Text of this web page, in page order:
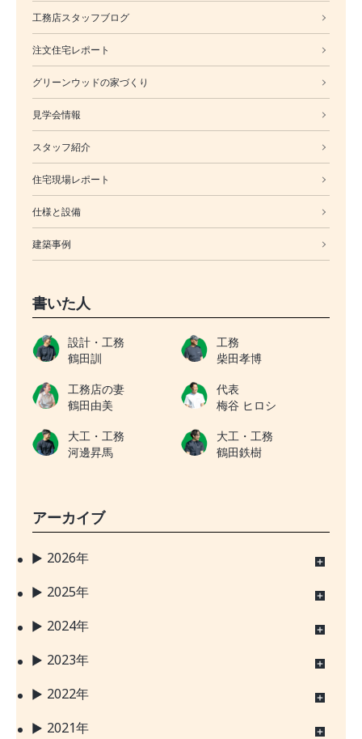
工務店スタッフブログ
注文住宅レポート
グリーンウッドの家づくり
見学会情報
スタッフ紹介
住宅現場レポート
仕様と設備
建築事例
書いた人
設計・工務
鶴田訓
工務
柴田孝博
工務店の妻
鶴田由美
代表
梅谷 ヒロシ
大工・工務
河邊昇馬
大工・工務
鶴田鉄樹
アーカイブ
2026年
2025年
2024年
2023年
2022年
2021年